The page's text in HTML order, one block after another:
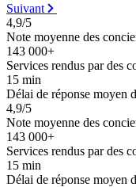
Suivant
4,9/5
Note moyenne des
143 000+
Services rendus par des
15 min
Délai de réponse moyen
4,9/5
Note moyenne des
143 000+
Services rendus par des
15 min
Délai de réponse moyen